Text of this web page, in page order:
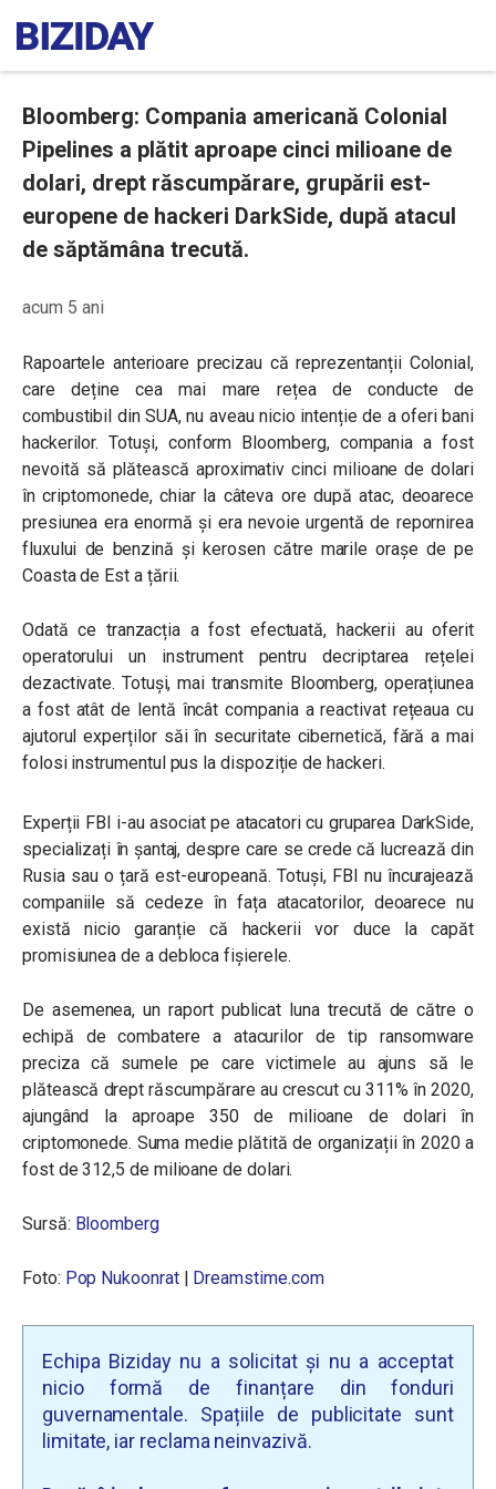
Bloomberg: Compania americană Colonial
Pipelines a plătit aproape cinci milioane de
dolari, drept răscumpărare, grupării est-
europene de hackeri DarkSide, după atacul
de săptămâna trecută.
acum 5 ani
Rapoartele anterioare precizau că reprezentanții Colonial,
care deține cea mai mare rețea de conducte de
combustibil din SUA, nu aveau nicio intenție de a oferi bani
hackerilor. Totuși, conform Bloomberg, compania a fost
nevoită să plătească aproximativ cinci milioane de dolari
în criptomonede, chiar la câteva ore după atac, deoarece
presiunea era enormă și era nevoie urgentă de repornirea
fluxului de benzină și kerosen către marile orașe de pe
Coasta de Est a țării.
Odată ce tranzacția a fost efectuată, hackerii au oferit
operatorului un instrument pentru decriptarea rețelei
dezactivate. Totuși, mai transmite Bloomberg, operațiunea
a fost atât de lentă încât compania a reactivat rețeaua cu
ajutorul experților săi în securitate cibernetică, fără a mai
folosi instrumentul pus la dispoziție de hackeri.
Experții FBI i-au asociat pe atacatori cu gruparea DarkSide,
specializați în șantaj, despre care se crede că lucrează din
Rusia sau o țară est-europeană. Totuși, FBI nu încurajează
companiile să cedeze în fața atacatorilor, deoarece nu
există nicio garanție că hackerii vor duce la capăt
promisiunea de a debloca fișierele.
De asemenea, un raport publicat luna trecută de către o
echipă de combatere a atacurilor de tip ransomware
preciza că sumele pe care victimele au ajuns să le
plătească drept răscumpărare au crescut cu 311% în 2020,
ajungând la aproape 350 de milioane de dolari în
criptomonede. Suma medie plătită de organizații în 2020 a
fost de 312,5 de milioane de dolari.
Sursă: Bloomberg
Foto: Pop Nukoonrat| Dreamstime.com
Echipa Biziday nu a solicitat și nu a acceptat
nicio formă de finanțare din fonduri
guvernamentale. Spațiile de publicitate sunt
limitate, iar reclama neinvazivă.